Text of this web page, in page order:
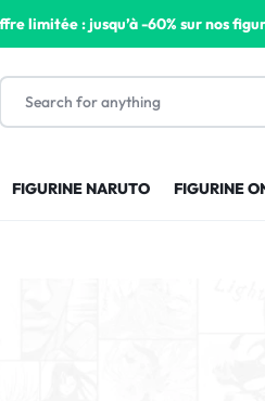
limitée : jusqu’à -60% sur nos
FIGURINE NARUTO FIGURINE